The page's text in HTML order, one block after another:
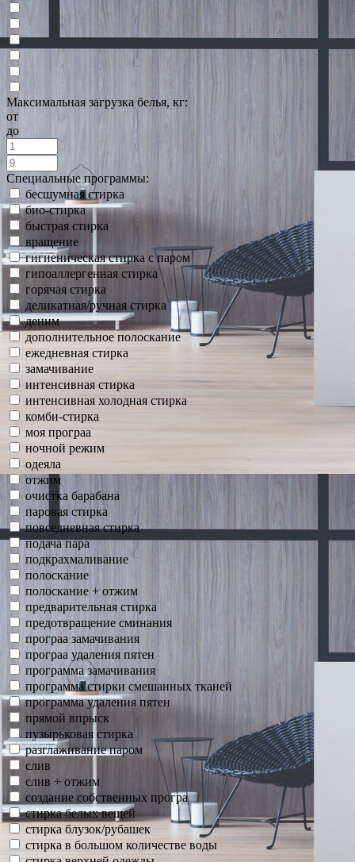
Максимальная загрузка белья, кг:
от
до
Специальные программы:
бесшумная стирка
био-стирка
быстрая стирка
вращение
гигиеническая стирка с паром
гипоаллергенная стирка
горячая стирка
деликатная/ручная стирка
деним
дополнительное полоскание
ежедневная стирка
замачивание
интенсивная стирка
интенсивная холодная стирка
комби-стирка
моя програа
ночной режим
одеяла
отжим
очистка барабана
паровая стирка
повседневная стирка
подача пара
подкрахмаливание
полоскание
полоскание + отжим
предварительная стирка
предотвращение сминания
програа замачивания
програа удаления пятен
программа замачивания
программа стирки смешанных тканей
программа удаления пятен
прямой впрыск
пузырьковая стирка
разглаживание паром
слив
слив + отжим
создание собственных програ
стирка белых вещей
стирка блузок/рубашек
стирка в большом количестве воды